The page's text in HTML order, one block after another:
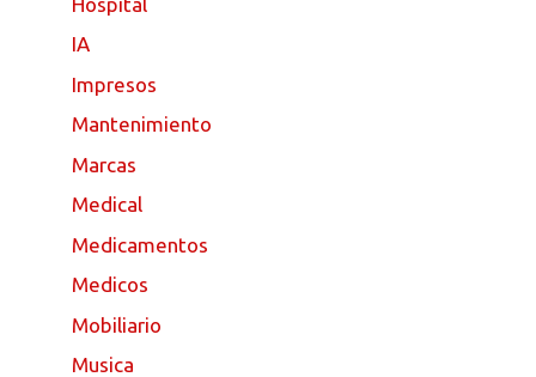
IA
Impresos
Mantenimiento
Marcas
Medical
Medicamentos
Medicos
Mobiliario
Musica